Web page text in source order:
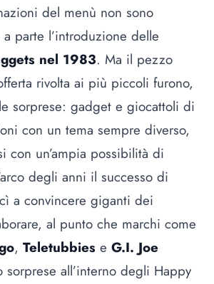
del menù non sono
parte l’introduzione delle
nel 1983. Ma il pezzo
rivolta ai più piccoli furono,
sorprese: gadget e giocattoli di
con un tema sempre diverso,
con un’ampia possibilità di
degli anni il successo di
a convincere giganti dei
al punto che marchi come
, Teletubbies e G.I. Joe
sorprese all’interno degli Happy